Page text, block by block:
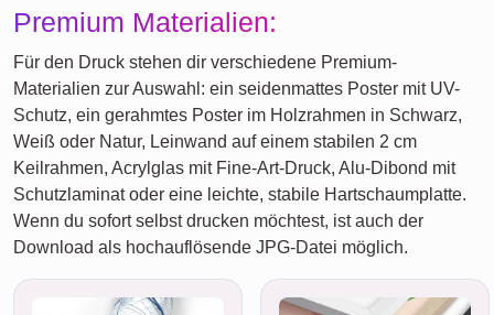
Premium Materialien:
Für den Druck stehen dir verschiedene Premium-
Materialien zur Auswahl: ein seidenmattes Poster mit UV-
Schutz, ein gerahmtes Poster im Holzrahmen in Schwarz,
Weiß oder Natur, Leinwand auf einem stabilen 2 cm
Keilrahmen, Acrylglas mit Fine-Art-Druck, Alu-Dibond mit
Schutzlaminat oder eine leichte, stabile Hartschaumplatte.
Wenn du sofort selbst drucken möchtest, ist auch der
Download als hochauflösende JPG-Datei möglich.